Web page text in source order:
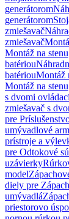
generátorom
generátorom
zmiešavač
zmiešavač
Montáž na
batériou
batériouMontáž
Montáž na
s dvomi
zmiešavač s
pre
umývadlové
prístroje a
pre Odtokové
uzávierky
model
diely pre
umývadlá
priestorovo